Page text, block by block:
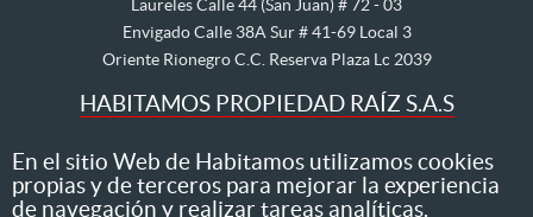
Laureles Calle 44 (San Juan) # 72 - 03
Envigado Calle 38A Sur # 41-69 Local 3
Oriente Rionegro C.C. Reserva Plaza Lc 2039
HABITAMOS PROPIEDAD RAÍZ S.A.S
Nos dedicamos al arriendo, venta, hipoteca, avalúo y
administración de inmuebles
En el sitio Web de Habitamos utilizamos cookies
propias y de terceros para mejorar la experiencia
de navegación y realizar tareas analíticas.